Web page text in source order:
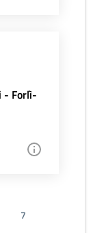
- Forlì-
7